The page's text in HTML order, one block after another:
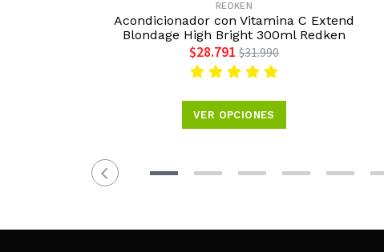
REDKEN
Acondicionador con Vitamina C Extend
Blondage High Bright 300ml Redken
$28.791 $31.990
VER OPCIONES